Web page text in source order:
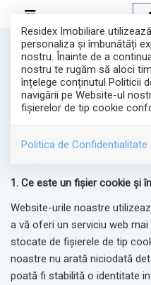
Residex Imobiliare
personaliza și îmbunătăți
nostru. Înainte de a
nostru te rugăm să aloci
înțelege conținutul Politicii
navigării pe Website-ul
fişierelor de tip cookie
Politica de Confidentialitate
POLITICĂ
COOKIE
RESIDEX Imobiliare Bucuresti
modul în care prelucrăm și
1. Ce este un fişier cookie şi
Website-urile noastre
a vă oferi un serviciu web
stocate de fișierele de tip
noastre nu arată niciodată
poată fi stabilită o identitate